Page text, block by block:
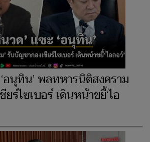
‘อนุทิน’ พลทหารนิติสงคราม
ร์ไซเบอร์ เดินหน้าขยี้‘ไอ